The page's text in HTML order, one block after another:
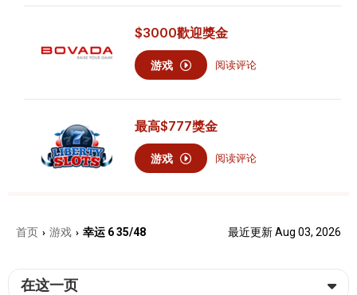
$3000歡迎獎金
游戏 阅读评论
最高$777獎金
游戏 阅读评论
首页 › 游戏 › 幸运 6 35/48 最近更新 Aug 03, 2026
在这一页